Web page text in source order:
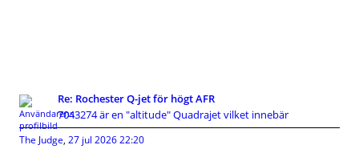
Re: Rochester Q-jet för högt AFR
7043274 är en "altitude" Quadrajet vilket innebär
The Judge, 27 jul 2026 22:20